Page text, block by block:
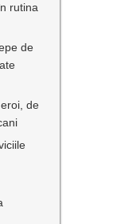
rutina
de
de